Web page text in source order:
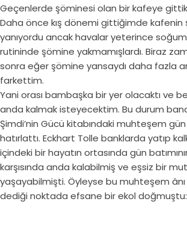
Geçenlerde şöminesi olan bir kafeye
Daha önce kış dönemi gittiğimde kafenin
yanıyordu ancak havalar yeterince
rutininde şömine yakmamışlardı. Biraz
sonra eğer şömine yansaydı daha fazla
farkettim.
Yani orası bambaşka bir yer olacaktı ve
anda kalmak isteyecektim. Bu durum
Şimdi’nin Gücü kitabındaki muhteşem
hatırlattı. Eckhart Tolle banklarda yatıp
içindeki bir hayatın ortasında gün
karşısında anda kalabilmiş ve eşsiz bir
yaşayabilmişti. Öyleyse bu muhteşem ânı
dediği noktada efsane bir ekol doğmuştu: